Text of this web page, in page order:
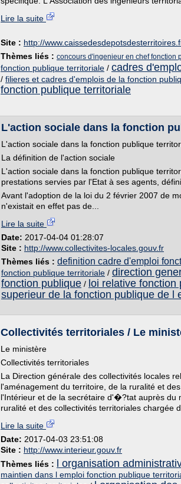
Lire la suite
Site : http://
Thèmes liés : concours d'ingenieur en chef fonction
fonction publique territoriale / cadres
/ filieres et cadres d'emplois de la fonction
fonction publique territoriale
L'action sociale dans la fonction
L'action sociale dans la fonction publique
La définition de l'action sociale
L'action sociale dans la fonction publique
prestations servies par l'Etat à ses agents,
Avant l'adoption de la loi du 2 février 2007 de
n'existait en effet pas de...
Lire la suite
Date: 2017-04-04 01:28:07
Site : http://www.collectivites-locales.gouv.fr
Thèmes liés : definition cadre d'emploi
fonction publique territoriale / direction
fonction publique / loi relative
superieur de la fonction publique de l
Collectivités territoriales / Le
Le ministère
Collectivités territoriales
La Direction générale des collectivités locales
l'aménagement du territoire, de la ruralité et
l'Intérieur et de la secrétaire d'�?tat auprès du
ruralité et des collectivités territoriales chargée
Lire la suite
Date: 2017-04-03 23:51:08
Site : http://www.interieur.gouv.fr
Thèmes liés :
l organisation
maintien dans l emploi fonction publique